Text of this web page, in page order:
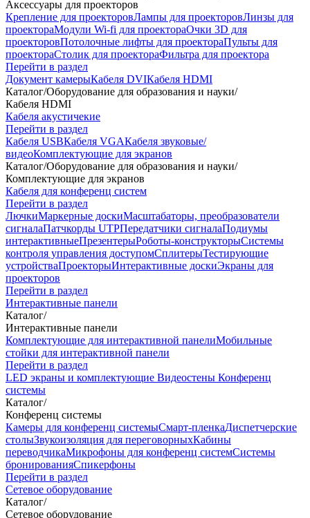
Аксессуары для проекторов
Крепление для проекторовЛампы для проекторовЛинзы для
проектораМодули Wi-fi для проектораОчки 3D для
проекторовПотолочные лифты для проектораПульты для
проектораСтолик для проектораФильтра для проектора
Перейти в раздел
Документ камерыКабеля DVIКабеля HDMI
Каталог/Оборудование для образования и науки/
Кабеля HDMI
Кабеля акустичекие
Перейти в раздел
Кабеля USBКабеля VGAКабеля звуковые/
видеоКомплектующие для экранов
Каталог/Оборудование для образования и науки/
Комплектующие для экранов
Кабеля для конференц систем
Перейти в раздел
ЛючкиМаркерные доскиМасштабаторы, преобразователи
сигналаПатчкорды UTPПередатчики сигналаПодиумы
интерактивныеПрезентерыРоботы-конструкторыСистемы
контроля управления доступомСплитерыТестирующие
устройстваПроекторыИнтерактивные доскиЭкраны для
проекторов
Перейти в раздел
Интерактивные панели
Каталог/
Интерактивные панели
Комплектующие для интерактивной панелиМобильные
стойки для интерактивной панели
Перейти в раздел
LED экраны и комплектующие Видеостены Конференц
системы
Каталог/
Конференц системы
Камеры для конференц системыCмарт-пленкаДиспетчерские
столыЗвукоизоляция для переговорныхКабины
переводчикаМикрофоны для конференц системСистемы
бронированияСпикерфоны
Перейти в раздел
Сетевое оборудование
Каталог/
Сетевое оборудование